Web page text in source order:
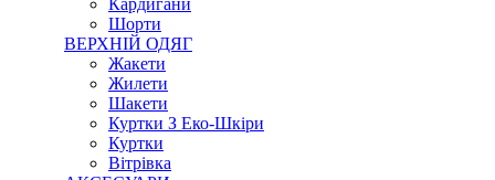
Кардигани
Шорти
ВЕРХНІЙ ОДЯГ
Жакети
Жилети
Шакети
Куртки З Еко-Шкіри
Куртки
Вітрівка